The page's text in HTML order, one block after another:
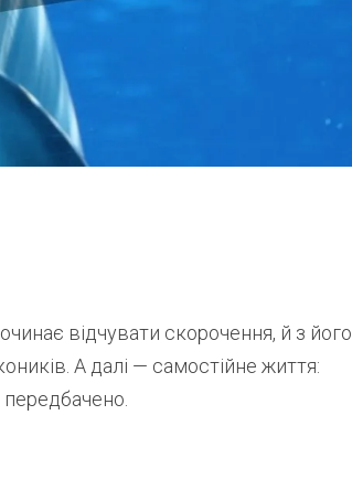
відчувати скорочення, й з його
А далі — самостійне життя: